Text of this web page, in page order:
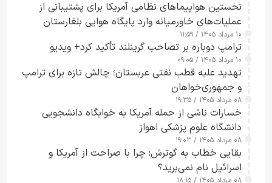
نخستین هواپیماهای نظامی آمریکا برای پشتیبانی از
عملیات‌های خاورمیانه وارد پایگاه هوایی بلغارستان
شدند
۱۰ مرداد ۱۴۰۵ / ۱۱:۵۹
ترامپ دوباره بر تصاحب گرینلند تأکید کرد+ ویدیو
۱۰ مرداد ۱۴۰۵ / ۰۹:۰۵
تهدید علیه قطب نفتی عربستان؛ چالش تازه برای ترامپ
و جمهوری‌خواهان
۰۸ مرداد ۱۴۰۵ / ۱۹:۳۵
خسارات ناشی از حمله آمریکا به خوابگاه دانشجویی
دانشگاه علوم پزشکی اهواز
۰۸ مرداد ۱۴۰۵ / ۱۹:۰۳
بقایی خطاب به گوترش: چرا با صراحت از آمریکا و
اسرائیل نام نمی‌برید؟
۰۸ مرداد ۱۴۰۵ / ۱۸:۱۵